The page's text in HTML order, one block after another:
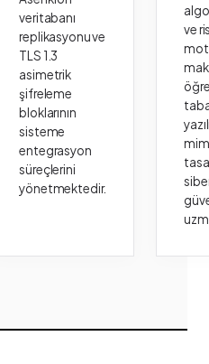
veritabanı
replikasyonu ve
TLS 1.3
asimetrik
şifreleme
bloklarının
sisteme
entegrasyon
süreçlerini
yönetmektedir.
ve